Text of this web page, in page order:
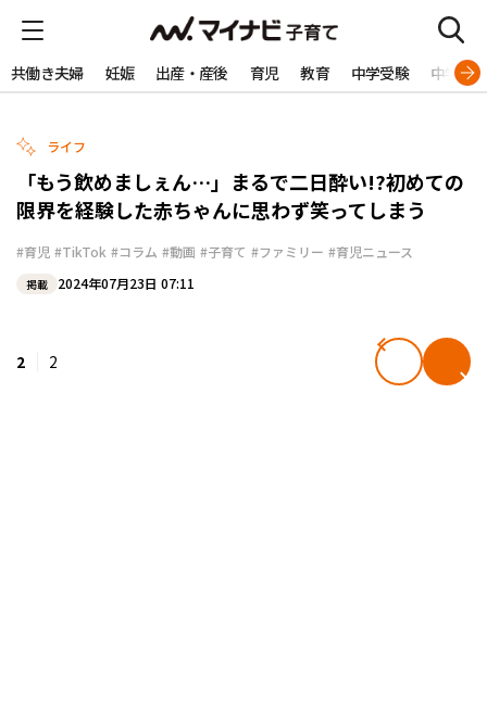
共働き夫婦 妊娠 出産・産後 育児 教育 中学受験 中学生
ライフ
「もう飲めましぇん…」まるで二日酔い!?初めての
限界を経験した赤ちゃんに思わず笑ってしまう
#育児 #TikTok #コラム #動画 #子育て #ファミリー #育児ニュース
掲載 2024年07月23日 07:11
2 2